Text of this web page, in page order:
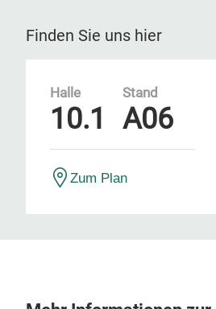
Finden Sie uns hier
Halle
10.1
Stand
A06
Zum Plan